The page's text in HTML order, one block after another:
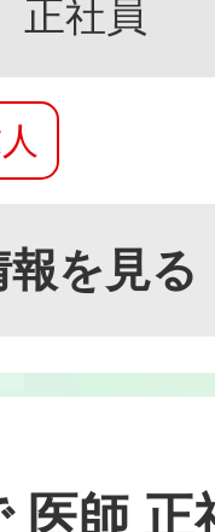
正社員
を見る
医師 正